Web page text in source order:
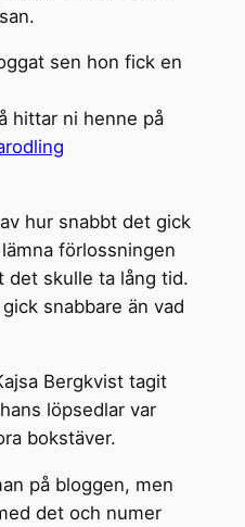
sen hon fick en
hittar ni henne på
hur snabbt det gick
förlossningen
det skulle ta lång tid.
snabbare än vad
Bergkvist tagit
löpsedlar var
bokstäver.
på bloggen, men
det och numer